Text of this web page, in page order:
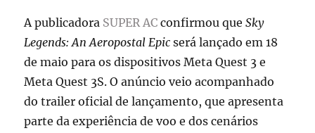
A publicadora SUPER AC confirmou queSky
Legends: An Aeropostal Epic será lançado em 18
de maio para os dispositivos Meta Quest 3 e
Meta Quest 3S. O anúncio veio acompanhado
do trailer oficial de lançamento, que apresenta
parte da experiência de voo e dos cenários